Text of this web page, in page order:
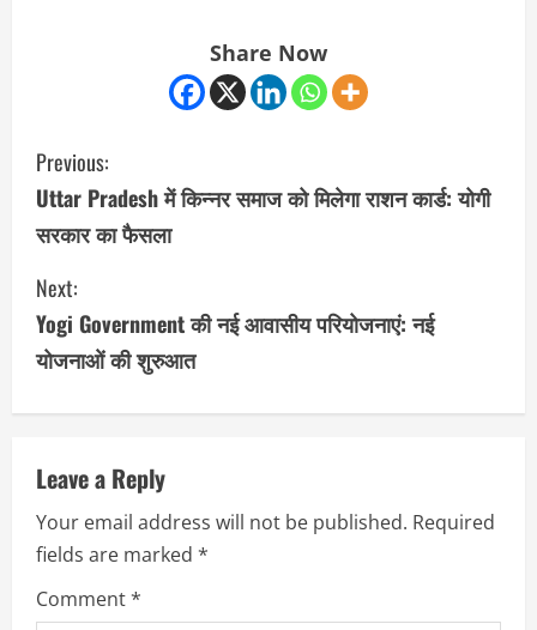
Share Now
C
o
n
t
i
n
e
R
e
Previous:
Uttar Pradesh में किन्नर समाज को मिलेगा राशन कार्ड: योगी
सरकार का फैसला
Next:
Yogi Government की नई आवासीय परियोजनाएं: नई
योजनाओं की शुरुआत
Leave a Reply
Your email address will not be published. Required
fields are marked *
Comment*